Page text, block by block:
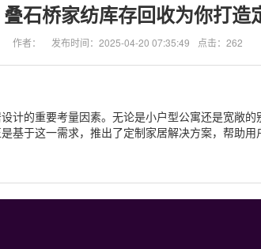
石桥家纺库存回收为你打造
作者： 发布时间：2025-04-20 07:35:49 点击：262
计的重要考量因素。无论是小户型公寓还是宽敞
基于这一需求，推出了定制家居解决方案，帮助